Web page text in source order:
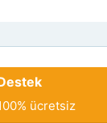
ücretsiz